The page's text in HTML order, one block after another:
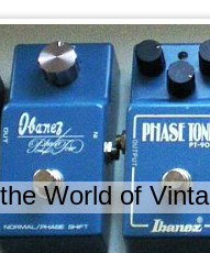
World of